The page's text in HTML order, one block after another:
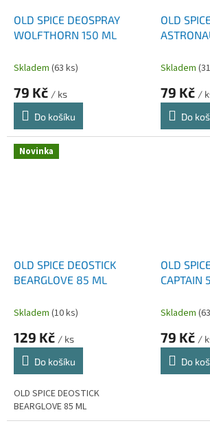
OLD SPICE DEOSPRAY
WOLFTHORN 150 ML
Skladem (63 ks)
79 Kč / ks
Do košíku
OLD
Skladem
79 Kč /
Do
Novinka
OLD SPICE DEOSTICK
BEARGLOVE 85 ML
Skladem (10 ks)
129 Kč / ks
Do košíku
OLD SPICE DEOSTICK
BEARGLOVE 85 ML
OLD
CAPTAIN
Skladem
79 Kč /
Do